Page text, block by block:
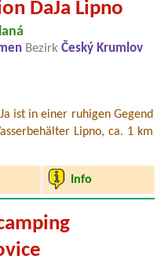
DaJa Lipno
Bezirk Český Krumlov
ist in einer ruhigen Gegend
Lipno, ca. 1 km
Info